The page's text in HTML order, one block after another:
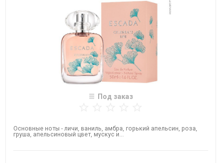
Под заказ
Основные ноты - личи, ваниль, амбра, горький апельсин, роза,
груша, апельсиновый цвет, мускус и...